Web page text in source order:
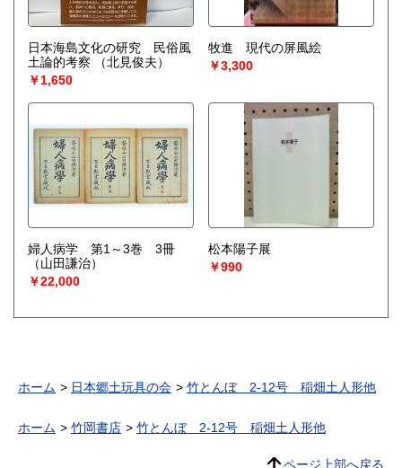
日本海島文化の研究 民俗風
土論的考察
（北見俊夫）
￥1,650
牧進 現代の屏風絵
￥3,300
婦人病学 第1～3巻 3冊
（山田謙治）
￥22,000
松本陽子展
￥990
ホーム 日本郷土玩具の会 竹とんぼ 2-12号 稲畑土人形他
ホーム 竹岡書店 竹とんぼ 2-12号 稲畑土人形他
ページ上部へ戻る